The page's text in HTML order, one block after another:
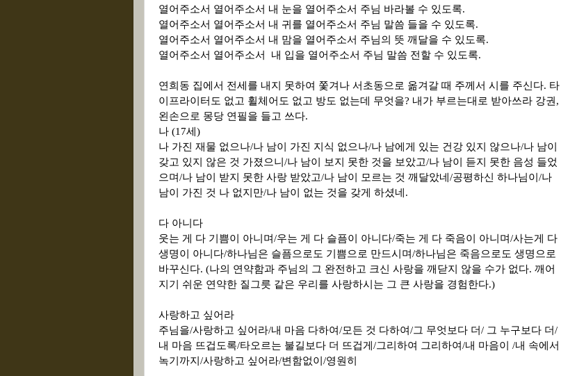
열어주소서 열어주소서 내 눈을 열어주소서 주님 바라볼 수 있도록.
열어주소서 열어주소서 내 귀를 열어주소서 주님 말씀 들을 수 있도록.
열어주소서 열어주소서 내 맘을 열어주소서 주님의 뜻 깨달을 수 있도록.
열어주소서 열어주소서
내 입을 열어주소서 주님 말씀 전할 수 있도록.
연희동 집에서 전세를 내지 못하여 쫓겨나 서초동으로 옮겨갈 때 주께서 시를 주신다. 타
이프라이터도 없고 휠체어도 없고 방도 없는데 무엇을? 내가 부르는대로 받아쓰라 강권,
왼손으로 몽당 연필을 들고 쓰다.
나 (17세)
나 가진 재물 없으나/나 남이 가진 지식 없으나/나 남에게 있는 건강 있지 않으나/나 남이
갖고 있지 않은 것 가졌으니/나 남이 보지 못한 것을 보았고/나 남이 듣지 못한 음성 들었
으며/나 남이 받지 못한 사랑 받았고/나 남이 모르는 것 깨달았네/공평하신 하나님이/나
남이 가진 것 나 없지만/나 남이 없는 것을 갖게 하셨네.
다 아니다
웃는 게 다 기쁨이 아니며/우는 게 다 슬픔이 아니다/죽는 게 다 죽음이 아니며/사는게 다
생명이 아니다/하나님은 슬픔으로도 기쁨으로 만드시며/하나님은 죽음으로도 생명으로
바꾸신다. (나의 연약함과 주님의 그 완전하고 크신 사랑을 깨닫지 않을 수가 없다. 깨어
지기 쉬운 연약한 질그릇 같은 우리를 사랑하시는 그 큰 사랑을 경험한다.)
사랑하고 싶어라
주님을/사랑하고 싶어라/내 마음 다하여/모든 것 다하여/그 무엇보다 더/ 그 누구보다 더/
내 마음 뜨겁도록/타오르는 불길보다 더 뜨겁게/그리하여 그리하여/내 마음이 /내 속에서
녹기까지/사랑하고 싶어라/변함없이/영원히